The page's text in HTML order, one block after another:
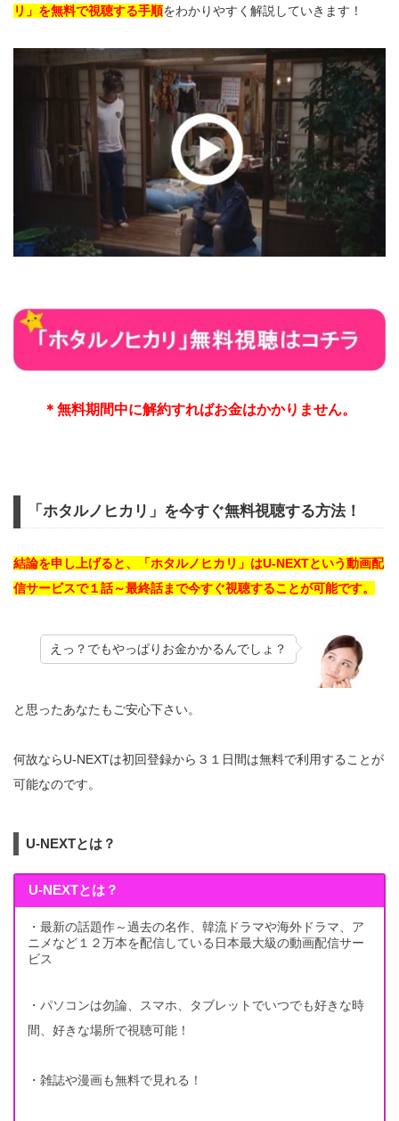
リ」を無料で視聴する手順をわかりやすく解説していきます！
＊無料期間中に解約すればお金はかかりません。
「ホタルノヒカリ」を今すぐ無料視聴する方法！
結論を申し上げると、「ホタルノヒカリ」はU-NEXTという動画配
信サービスで１話～最終話まで今すぐ視聴することが可能です。
えっ？でもやっぱりお金かかるんでしょ？
と思ったあなたもご安心下さい。
何故ならU-NEXTは初回登録から３１日間は無料で利用することが
可能なのです。
U-NEXTとは？
U-NEXTとは？
・最新の話題作～過去の名作、韓流ドラマや海外ドラマ、ア
ニメなど１２万本を配信している日本最大級の動画配信サー
ビス
・パソコンは勿論、スマホ、タブレットでいつでも好きな時
間、好きな場所で視聴可能！
・雑誌や漫画も無料で見れる！